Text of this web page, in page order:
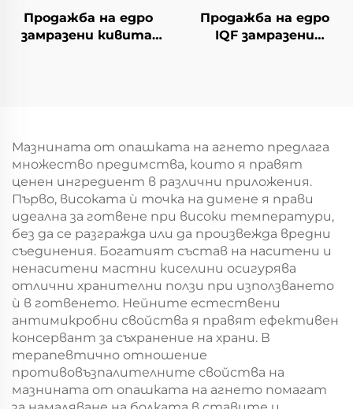
Продажба на едро
замразени кивита,
Продажба на едро
IQF замразени
Мазнината от опашката на агнето предлага
множество предимства, които я правят
ценен ингредиент в различни приложения.
Първо, високата ѝ точка на димене я прави
идеална за готвене при високи температури,
без да се разгражда или да произвежда вредни
съединения. Богатият състав на наситени и
ненаситени мастни киселини осигурява
отлични хранителни ползи при използването
ѝ в готвенето. Нейните естествени
антимикробни свойства я правят ефективен
консервант за съхранение на храни. В
терапевтично отношение
противовъзпалителните свойства на
мазнината от опашката на агнето помагат